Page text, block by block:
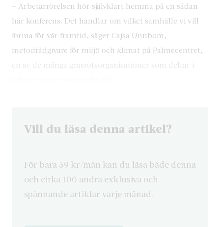
– Arbetarrörelsen hör självklart hemma på en sådan
här konferens. Det handlar om vilket samhälle vi vill
forma för vår framtid, säger Cajsa Unnbom,
metodrådgivare för miljö och klimat på Palmecentret,
en av de många gräsrotsorganisationer som deltar i
Vill du läsa denna artikel?
För bara 59 kr/mån kan du läsa både denna
och cirka 100 andra exklusiva och
spännande artiklar varje månad.